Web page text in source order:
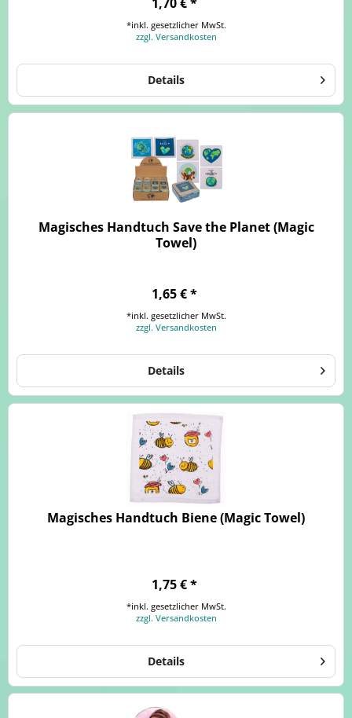
*inkl. gesetzlicher MwSt.
zzgl. Versandkosten
Details
Magisches Handtuch Save the Planet (Magic
Towel)
1,65 € *
*inkl. gesetzlicher MwSt.
zzgl. Versandkosten
Details
Magisches Handtuch Biene (Magic Towel)
1,75 € *
*inkl. gesetzlicher MwSt.
zzgl. Versandkosten
Details